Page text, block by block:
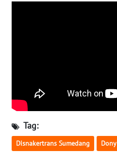
Tag:
Disnakertrans Sumedang
KALTARA
WN
KALSEL
WN